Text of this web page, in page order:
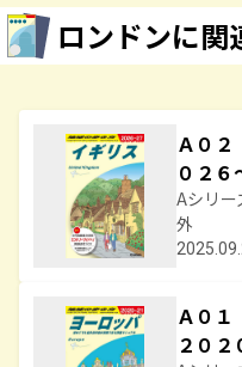
ロンドンに関
Ａ０
０２６
Aシリ
外
Ａ０
２０２